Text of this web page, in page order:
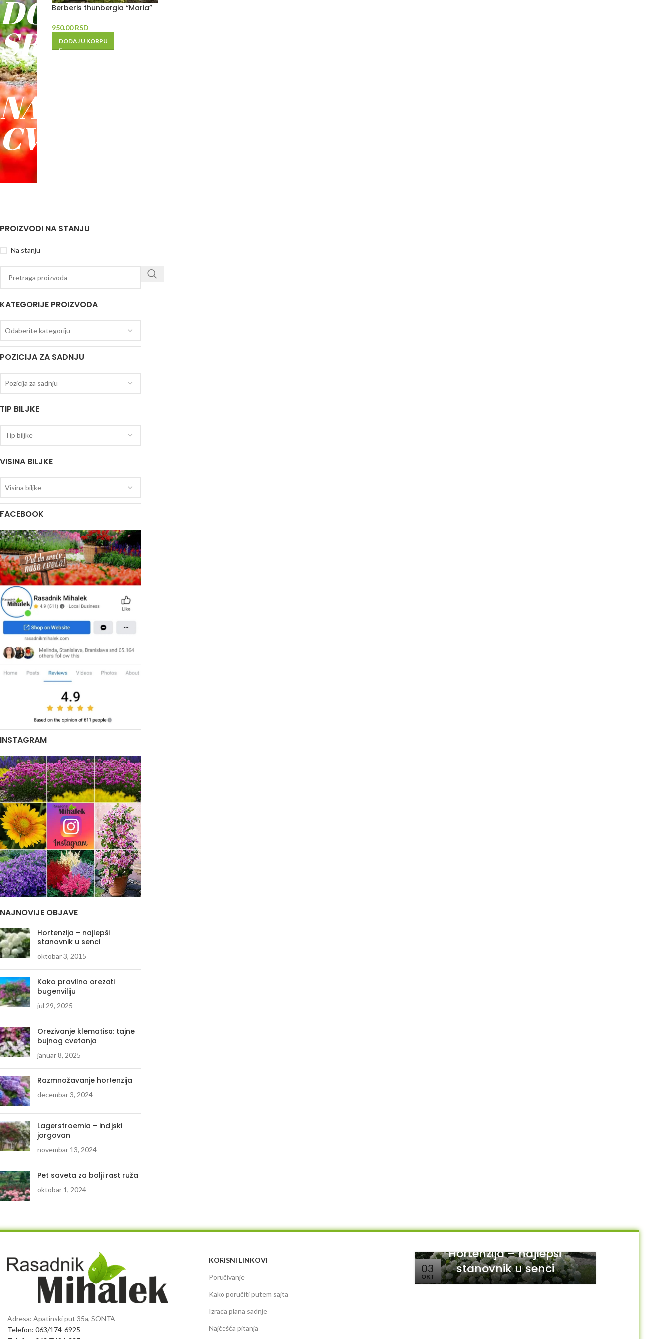
DO
SREĆE
-
NAŠE
CVEĆE
Berberis thunbergia “Maria”
950.00RSD
DODAJ U KORPU
PROIZVODI NA STANJU
Na stanju
KATEGORIJE PROIZVODA
Odaberite kategoriju
POZICIJA ZA SADNJU
Pozicija za sadnju
TIP BILJKE
Tip biljke
VISINA BILJKE
Visina biljke
FACEBOOK
INSTAGRAM
NAJNOVIJE OBJAVE
Hortenzija – najlepši
stanovnik u senci
oktobar 3, 2015
Kako pravilno orezati
bugenviliju
jul 29, 2025
Orezivanje klematisa: tajne
bujnog cvetanja
januar 8, 2025
Razmnožavanje hortenzija
decembar 3, 2024
Lagerstroemia – indijski
jorgovan
novembar 13, 2024
Pet saveta za bolji rast ruža
oktobar 1, 2024
Adresa: Apatinski put 35a, SONTA
Telefon: 063/174-6925
KORISNI LINKOVI
Poručivanje
Kako poručiti putem sajta
Izrada plana sadnje
Najčešća pitanja
03
OKT
Hortenzija – najlepši
stanovnik u senci